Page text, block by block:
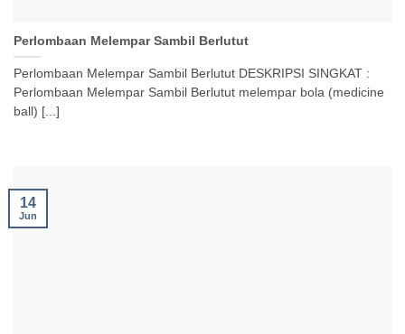
Perlombaan Melempar Sambil Berlutut
Perlombaan Melempar Sambil Berlutut DESKRIPSI SINGKAT :
Perlombaan Melempar Sambil Berlutut melempar bola (medicine
ball) [...]
14
Jun